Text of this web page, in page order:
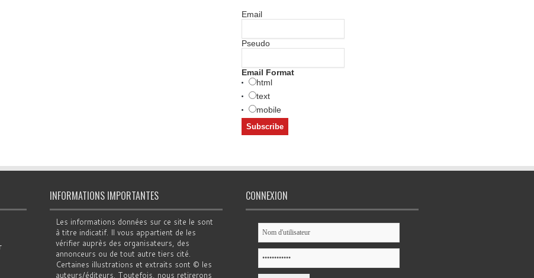
Email
Pseudo
Email Format
html
text
mobile
INFORMATIONS IMPORTANTES
Les informations données sur ce site le sont
à titre indicatif. Il vous appartient de les
vérifier auprès des organisateurs, des
annonceurs ou de tout autre tiers cité.
Certaines illustrations et extraits sont © les
auteurs/éditeurs. Toutefois, nous retirerons
CONNEXION